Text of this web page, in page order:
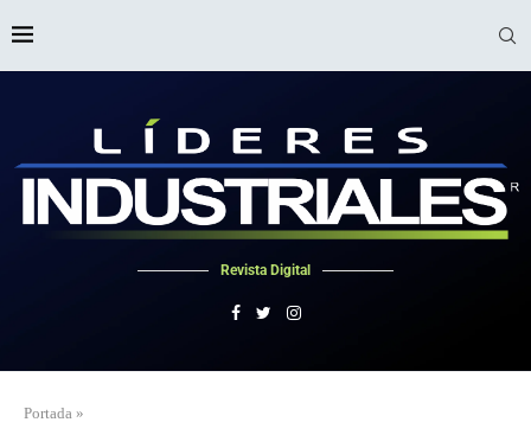
Revista Digital
Portada »